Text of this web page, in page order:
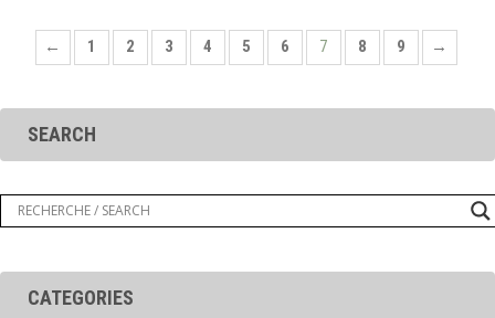
← 1 2 3 4 5 6 7 8 9 →
SEARCH
CATEGORIES